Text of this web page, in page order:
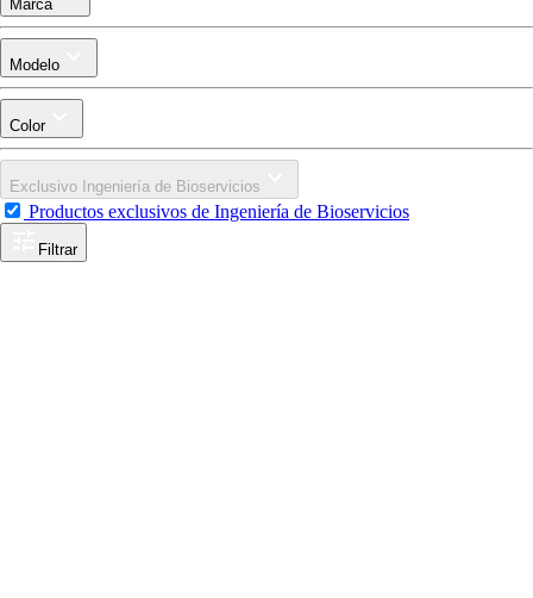
Marca
Modelo
Color
Exclusivo Ingeniería de Bioservicios
Productos exclusivos de Ingeniería de Bioservicios
Filtrar